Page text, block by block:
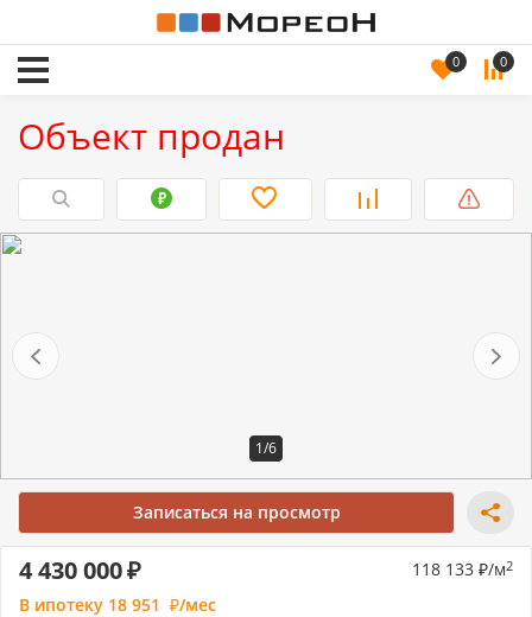
0 0
Объект продан
1/6
Записаться на просмотр
4 430 000 118 133 /м2
В ипотеку 18 951 /мес